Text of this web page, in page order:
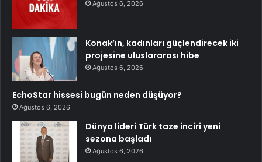
Ağustos 6, 2026
Konak’ın, kadınları güçlendirecek iki
projesine uluslararası hibe
Ağustos 6, 2026
EchoStar hissesi bugün neden düşüyor?
Ağustos 6, 2026
Dünya lideri Türk taze inciri yeni
sezona başladı
Ağustos 6, 2026